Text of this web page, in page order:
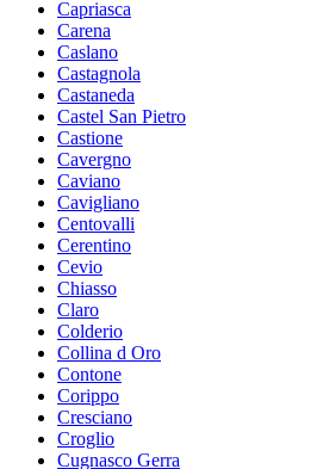
Capriasca
Carena
Caslano
Castagnola
Castaneda
Castel San Pietro
Castione
Cavergno
Caviano
Cavigliano
Centovalli
Cerentino
Cevio
Chiasso
Claro
Colderio
Collina d Oro
Contone
Corippo
Cresciano
Croglio
Cugnasco Gerra